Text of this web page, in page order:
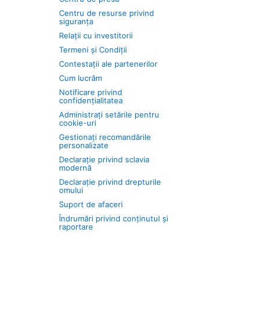
Centru de resurse privind
siguranța
Relații cu investitorii
Termeni și Condiții
Contestații ale partenerilor
Cum lucrăm
Notificare privind
confidențialitatea
Administrați setările pentru
cookie-uri
Gestionați recomandările
personalizate
Declarație privind sclavia
modernă
Declarație privind drepturile
omului
Suport de afaceri
Îndrumări privind conținutul și
raportare